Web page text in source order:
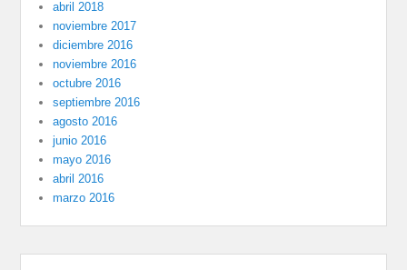
abril 2018
noviembre 2017
diciembre 2016
noviembre 2016
octubre 2016
septiembre 2016
agosto 2016
junio 2016
mayo 2016
abril 2016
marzo 2016